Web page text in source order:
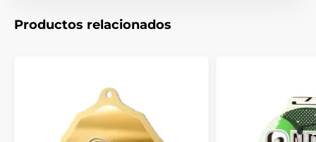
Productos relacionados